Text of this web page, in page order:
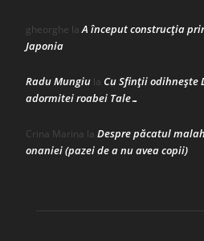
gheorghe laA început construcţia
Japonia
Radu Mungiu la Cu Sfinții odihnește
adormitei roabei Tale…
Crina Marina la Despre păcatul
onaniei (pazei de a nu avea copii)